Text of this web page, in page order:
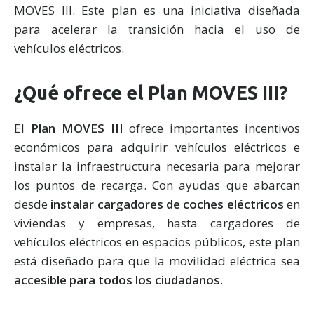
MOVES III. Este plan es una iniciativa diseñada
para acelerar la transición hacia el uso de
vehículos eléctricos.
¿Qué ofrece el Plan MOVES III?
El Plan MOVES III ofrece importantes incentivos
económicos para adquirir vehículos eléctricos e
instalar la infraestructura necesaria para mejorar
los puntos de recarga. Con ayudas que abarcan
desde instalar cargadores de coches eléctricos en
viviendas y empresas, hasta cargadores de
vehículos eléctricos en espacios públicos, este plan
está diseñado para que la movilidad eléctrica sea
accesible para todos los ciudadanos.